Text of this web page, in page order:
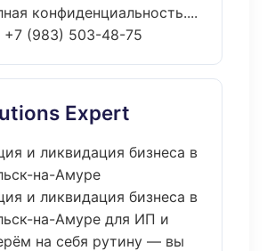
конфиденциальность....
+7 (983) 503-48-75
Expert
и ликвидация бизнеса в
на-Амуре
и ликвидация бизнеса в
на-Амуре для ИП и
на себя рутину — вы